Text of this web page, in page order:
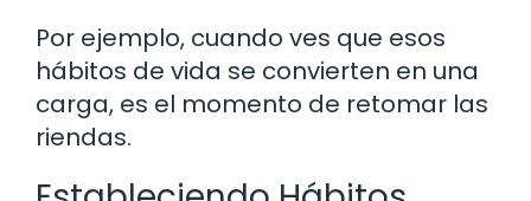
Por ejemplo, cuando ves que esos
hábitos de vida se convierten en una
carga, es el momento de retomar las
riendas.